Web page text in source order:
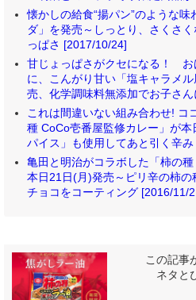
懐かしの給食“揚パン”のような
ダ」を発売～しっとり、さくさ
っぱさ [2017/10/24]
甘じょっぱさがクセになる！ お
に、こんがり甘い「塩キャラメ
売、化学調味料無添加でお子さ
これは間違いない組み合わせ! コ
種 CoCo壱番屋監修カレー」が
パイス」も使用してあと引く辛
亀田と明治がコラボした「柿の
本日21日(月)発売～ピリ辛の柿の
チョコをコーティング [2016/11/
この記事
ネタと